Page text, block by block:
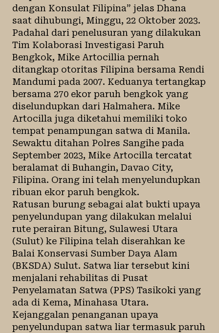
dengan Konsulat Filipina” jelas Dhana
saat dihubungi, Minggu, 22 Oktober 2023.
Padahal dari penelusuran yang dilakukan
Tim Kolaborasi Investigasi Paruh
Bengkok, Mike Artocillia pernah
ditangkap otoritas Filipina bersama Rendi
Mandumi pada 2007. Keduanya tertangkap
bersama 270 ekor paruh bengkok yang
diselundupkan dari Halmahera. Mike
Artocilla juga diketahui memiliki toko
tempat penampungan satwa di Manila.
Sewaktu ditahan Polres Sangihe pada
September 2023, Mike Artocilla tercatat
beralamat di Buhangin, Davao City,
Filipina. Orang ini telah menyelundupkan
ribuan ekor paruh bengkok.
Ratusan burung sebagai alat bukti upaya
penyelundupan yang dilakukan melalui
rute perairan Bitung, Sulawesi Utara
(Sulut) ke Filipina telah diserahkan ke
Balai Konservasi Sumber Daya Alam
(BKSDA) Sulut. Satwa liar tersebut kini
menjalani rehabilitas di Pusat
Penyelamatan Satwa (PPS) Tasikoki yang
ada di Kema, Minahasa Utara.
Kejanggalan penanganan upaya
penyelundupan satwa liar termasuk paruh